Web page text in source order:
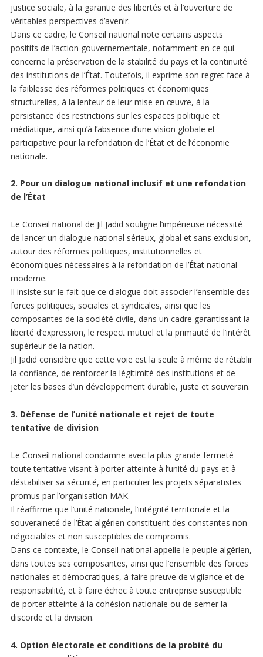
justice sociale, à la garantie des libertés et à l’ouverture de
véritables perspectives d’avenir.
Dans ce cadre, le Conseil national note certains aspects
positifs de l’action gouvernementale, notamment en ce qui
concerne la préservation de la stabilité du pays et la continuité
des institutions de l’État. Toutefois, il exprime son regret face à
la faiblesse des réformes politiques et économiques
structurelles, à la lenteur de leur mise en œuvre, à la
persistance des restrictions sur les espaces politique et
médiatique, ainsi qu’à l’absence d’une vision globale et
participative pour la refondation de l’État et de l’économie
nationale.
2. Pour un dialogue national inclusif et une refondation
de l’État
Le Conseil national de Jil Jadid souligne l’impérieuse nécessité
de lancer un dialogue national sérieux, global et sans exclusion,
autour des réformes politiques, institutionnelles et
économiques nécessaires à la refondation de l’État national
moderne.
Il insiste sur le fait que ce dialogue doit associer l’ensemble des
forces politiques, sociales et syndicales, ainsi que les
composantes de la société civile, dans un cadre garantissant la
liberté d’expression, le respect mutuel et la primauté de l’intérêt
supérieur de la nation.
Jil Jadid considère que cette voie est la seule à même de rétablir
la confiance, de renforcer la légitimité des institutions et de
jeter les bases d’un développement durable, juste et souverain.
3. Défense de l’unité nationale et rejet de toute
tentative de division
Le Conseil national condamne avec la plus grande fermeté
toute tentative visant à porter atteinte à l’unité du pays et à
déstabiliser sa sécurité, en particulier les projets séparatistes
promus par l’organisation MAK.
Il réaffirme que l’unité nationale, l’intégrité territoriale et la
souveraineté de l’État algérien constituent des constantes non
négociables et non susceptibles de compromis.
Dans ce contexte, le Conseil national appelle le peuple algérien,
dans toutes ses composantes, ainsi que l’ensemble des forces
nationales et démocratiques, à faire preuve de vigilance et de
responsabilité, et à faire échec à toute entreprise susceptible
de porter atteinte à la cohésion nationale ou de semer la
discorde et la division.
4. Option électorale et conditions de la probité du